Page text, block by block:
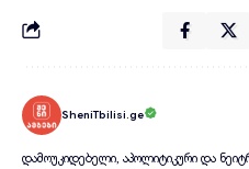
SheniTbilisi.ge
დამოუკიდებელი, აპოლიტიკური და